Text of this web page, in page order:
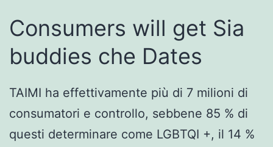
Consumers will get Sia
buddies che Dates
TAIMI ha effettivamente più di 7 milioni di
consumatori e controllo, sebbene 85 % di
questi determinare come LGBTQI +, il 14 %